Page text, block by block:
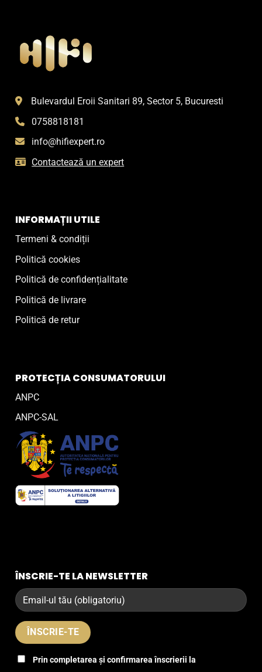
Bulevardul Eroii Sanitari 89, Sector 5, Bucuresti
0758818181
info@hifiexpert.ro
Contactează un expert
INFORMAȚII UTILE
Termeni & condiții
Politică cookies
Politică de confidențialitate
Politică de livrare
Politică de retur
PROTECȚIA CONSUMATORULUI
ANPC
ANPC-SAL
ÎNSCRIE-TE LA NEWSLETTER
Prin completarea și confirmarea înscrierii la